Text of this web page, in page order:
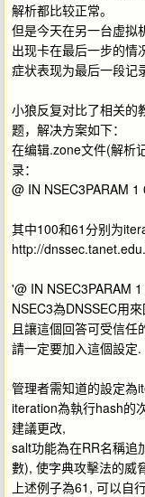
解析都比较正常。
但是今天在另一台虚拟
出现卡在最后一步的情
症状表现为最后一段记
小狼反复对比了相关的
题，解决方案如下：
在编辑.zone文件(解析
录：
@ IN NSEC3PARAM 1
其中100和61分别为
http://
'@ IN NSEC3PARAM
NSEC3為DNSSEC用
且讓這個回答可受信任
請一定要加入這個設定.
管理者需知道的設定為
iteration為執行hash的
建議更改,
salt功能為在RR名稱追
數), 使字典攻擊法的威
上述例子為61, 可以自